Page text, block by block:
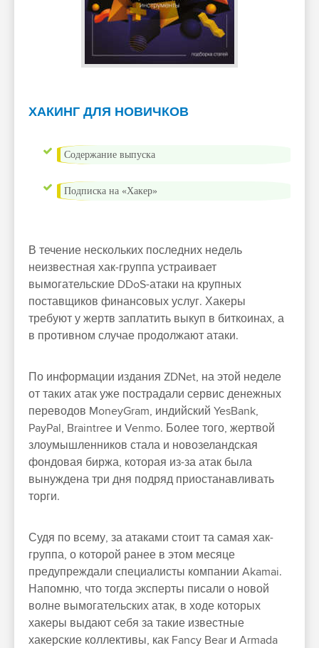
ХАКИНГ ДЛЯ НОВИЧКОВ
Содержание выпуска
Подписка на «Хакер»
В течение нескольких последних недель
неизвестная хак-группа устраивает
вымогательские DDoS-атаки на крупных
поставщиков финансовых услуг. Хакеры
требуют у жертв заплатить выкуп в биткоинах, а
в противном случае продолжают атаки.
По информации издания ZDNet, на этой неделе
от таких атак уже пострадали сервис денежных
переводов MoneyGram, индийский YesBank,
PayPal, Braintree и Venmo. Более того, жертвой
злоумышленников стала и новозеландская
фондовая биржа, которая из-за атак была
вынуждена три дня подряд приостанавливать
торги.
Судя по всему, за атаками стоит та самая хак-
группа, о которой ранее в этом месяце
предупреждали специалисты компании Akamai.
Напомню, что тогда эксперты писали о новой
волне вымогательских атак, в ходе которых
хакеры выдают себя за такие известные
хакерские коллективы, как Fancy Bear и Armada